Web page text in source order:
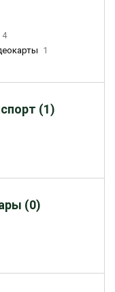
4
1
(1)
(0)